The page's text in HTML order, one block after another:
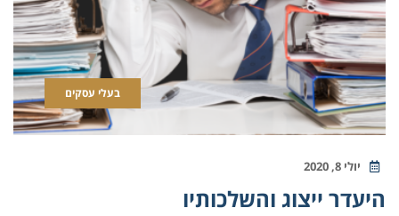
בעלי עסקים
יולי 8, 2020
היעדר ייצוג והשלכותיו